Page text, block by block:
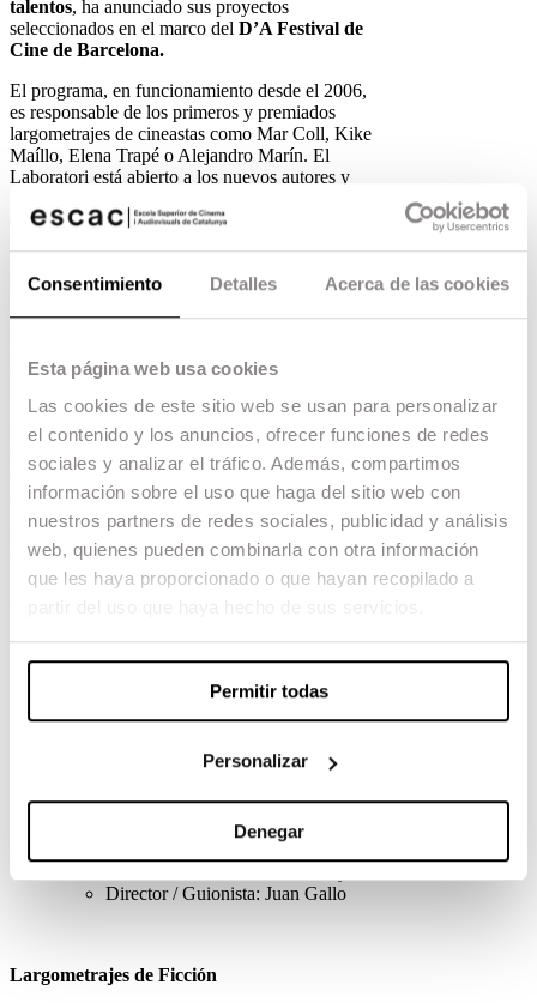
Consentimiento Detalles Acerca de las cookies
Esta página web usa cookies
Las cookies de este sitio web se usan para personalizar
el contenido y los anuncios, ofrecer funciones de redes
sociales y analizar el tráfico. Además, compartimos
información sobre el uso que haga del sitio web con
nuestros partners de redes sociales, publicidad y análisis
web, quienes pueden combinarla con otra información
que les haya proporcionado o que hayan recopilado a
Permitir todas
Personalizar
Denegar
talentos, ha anunciado sus proyectos
seleccionados en el marco del D’A Festival de
Cine de Barcelona.
El programa, en funcionamiento desde el 2006,
es responsable de los primeros y premiados
largometrajes de cineastas como Mar Coll, Kike
Maíllo, Elena Trapé o Alejandro Marín. El
Laboratori está abierto a los nuevos autores y
desarrollen sus primeros largos, series o
explotados industrialmente.
En el programa colaboran el ICEC, la SGAE, la
Cinema Català, el Festival de Sitges y el D’A
Este año, como novedad, contaremos con la
colaboración de nuevos socios del Laboratori
otorgando diferentes premios y que serán
anunciados próximamente.
proyectos seleccionados en el Laboratori
Òpera Prima 2025 son los siguientes:
The Dreamers
Productora: Olga Hernández
Guionistas: Olga Hernández y Jamie
Productor: Pedro Bentor Albelo
Director / Guionista: Javier Rojo
Director / Guionista: Juan Gallo
Largometrajes de Ficción